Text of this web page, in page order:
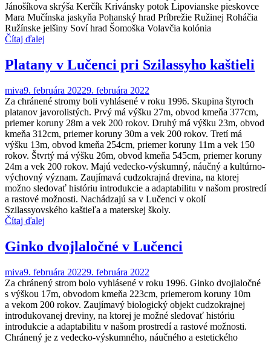
Jánošíkova skrýša Kerčík Krivánsky potok Lipovianske pieskovce
Mara Mučínska jaskyňa Pohanský hrad Príbrežie Ružinej Roháčia
Ružínske jelšiny Soví hrad Šomoška Volavčia kolónia
Čítaj ďalej
Platany v Lučenci pri Szilassyho kaštieli
miva9. februára 20229. februára 2022
Za chránené stromy boli vyhlásené v roku 1996. Skupina štyroch
platanov javorolistých. Prvý má výšku 27m, obvod kmeňa 377cm,
priemer koruny 28m a vek 200 rokov. Druhý má výšku 23m, obvod
kmeňa 312cm, priemer koruny 30m a vek 200 rokov. Tretí má
výšku 13m, obvod kmeňa 254cm, priemer koruny 11m a vek 150
rokov. Štvrtý má výšku 26m, obvod kmeňa 545cm, priemer koruny
24m a vek 200 rokov. Majú vedecko-výskumný, náučný a kultúrno-
výchovný význam. Zaujímavá cudzokrajná drevina, na ktorej
možno sledovať históriu introdukcie a adaptabilitu v našom prostredí
a rastové možnosti. Nachádzajú sa v Lučenci v okolí
Szilassyovského kaštieľa a materskej školy.
Čítaj ďalej
Ginko dvojlaločné v Lučenci
miva9. februára 20229. februára 2022
Za chránený strom bolo vyhlásené v roku 1996. Ginko dvojlaločné
s výškou 17m, obvodom kmeňa 223cm, priemerom koruny 10m
a vekom 200 rokov. Zaujímavý biologický objekt cudzokrajnej
introdukovanej dreviny, na ktorej je možné sledovať históriu
introdukcie a adaptabilitu v našom prostredí a rastové možnosti.
Chránený je z vedecko-výskumného, náučného a estetického